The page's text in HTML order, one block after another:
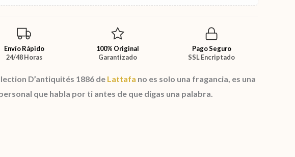
Envío Rápido
24/48 Horas
100% Original
Garantizado
Pago Seguro
SSL Encriptado
D’antiquités 1886 de Lattafa no es solo una fragancia, es una
que habla por ti antes de que digas una palabra.